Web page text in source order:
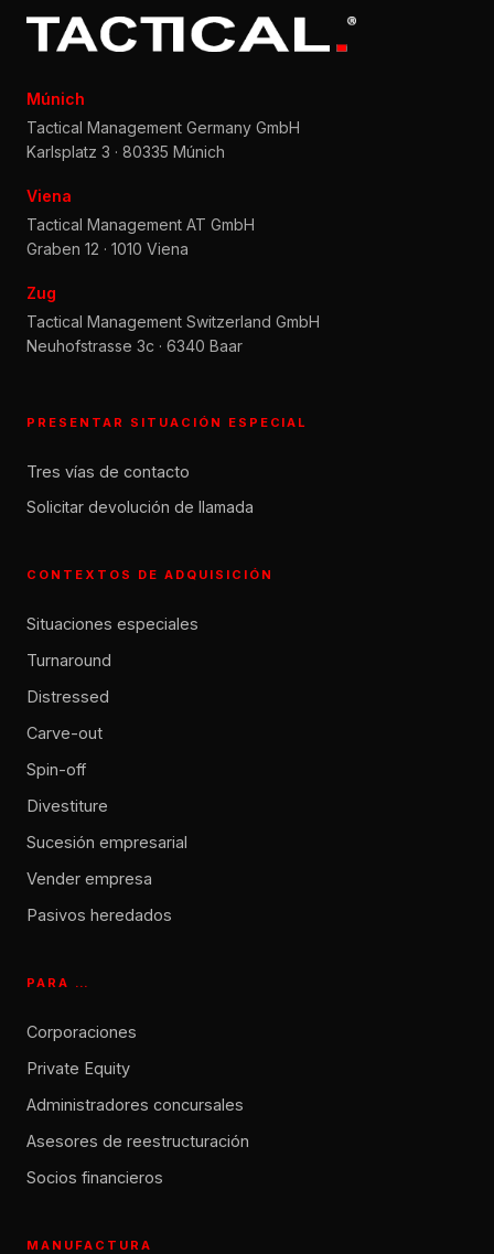
Múnich
Tactical Management Germany GmbH
Karlsplatz 3 · 80335 Múnich
Viena
Tactical Management AT GmbH
Graben 12 · 1010 Viena
Zug
Tactical Management Switzerland GmbH
Neuhofstrasse 3c · 6340 Baar
PRESENTAR SITUACIÓN ESPECIAL
Tres vías de contacto
Solicitar devolución de llamada
CONTEXTOS DE ADQUISICIÓN
Situaciones especiales
Turnaround
Distressed
Carve-out
Spin-off
Divestiture
Sucesión empresarial
Vender empresa
Pasivos heredados
PARA …
Corporaciones
Private Equity
Administradores concursales
Asesores de reestructuración
Socios financieros
MANUFACTURA